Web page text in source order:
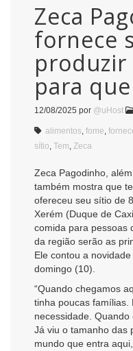
Zeca
fornece
para
12/08/2025 por @uHost
alimentos fome
sítio Tem Zeca
Zeca Pagodinho,
também mostra que
ofereceu seu sítio de
Xerém (Duque de
comida para pessoas
da região serão as
Ele contou a
domingo (10).
“Quando chegamos
tinha poucas famílias.
necessidade. Quando
Já viu o tamanho das
mundo que entra